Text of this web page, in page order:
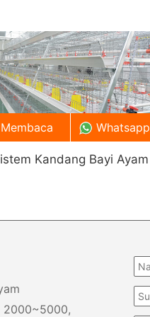
Kandang Bayi Ayam
Membaca Whatsapp
2000~5000,